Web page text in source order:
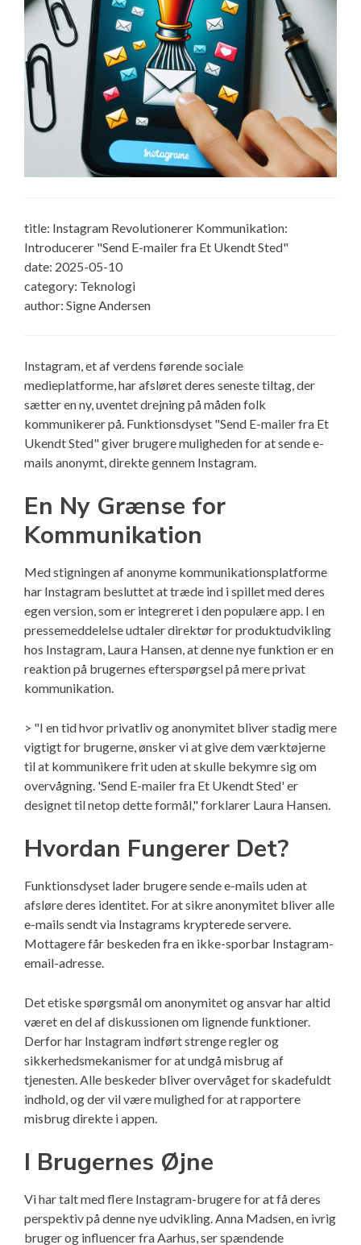
title: Instagram Revolutionerer Kommunikation:
Introducerer "Send E-mailer fra Et Ukendt Sted"
date: 2025-05-10
category: Teknologi
author: Signe Andersen
Instagram, et af verdens førende sociale
medieplatforme, har afsløret deres seneste tiltag, der
sætter en ny, uventet drejning på måden folk
kommunikerer på. Funktionsdyset "Send E-mailer fra Et
Ukendt Sted" giver brugere muligheden for at sende e-
mails anonymt, direkte gennem Instagram.
En Ny Grænse for
Kommunikation
Med stigningen af anonyme kommunikationsplatforme
har Instagram besluttet at træde ind i spillet med deres
egen version, som er integreret i den populære app. I en
pressemeddelelse udtaler direktør for produktudvikling
hos Instagram, Laura Hansen, at denne nye funktion er en
reaktion på brugernes efterspørgsel på mere privat
kommunikation.
> "I en tid hvor privatliv og anonymitet bliver stadig mere
vigtigt for brugerne, ønsker vi at give dem værktøjerne
til at kommunikere frit uden at skulle bekymre sig om
overvågning. 'Send E-mailer fra Et Ukendt Sted' er
designet til netop dette formål," forklarer Laura Hansen.
Hvordan Fungerer Det?
Funktionsdyset lader brugere sende e-mails uden at
afsløre deres identitet. For at sikre anonymitet bliver alle
e-mails sendt via Instagrams krypterede servere.
Mottagere får beskeden fra en ikke-sporbar Instagram-
email-adresse.
Det etiske spørgsmål om anonymitet og ansvar har altid
været en del af diskussionen om lignende funktioner.
Derfor har Instagram indført strenge regler og
sikkerhedsmekanismer for at undgå misbrug af
tjenesten. Alle beskeder bliver overvåget for skadefuldt
indhold, og der vil være mulighed for at rapportere
misbrug direkte i appen.
I Brugernes Øjne
Vi har talt med flere Instagram-brugere for at få deres
perspektiv på denne nye udvikling. Anna Madsen, en ivrig
bruger og influencer fra Aarhus, ser spændende